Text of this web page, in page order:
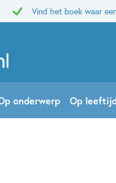
Vind het boek waar
onderwerp Op